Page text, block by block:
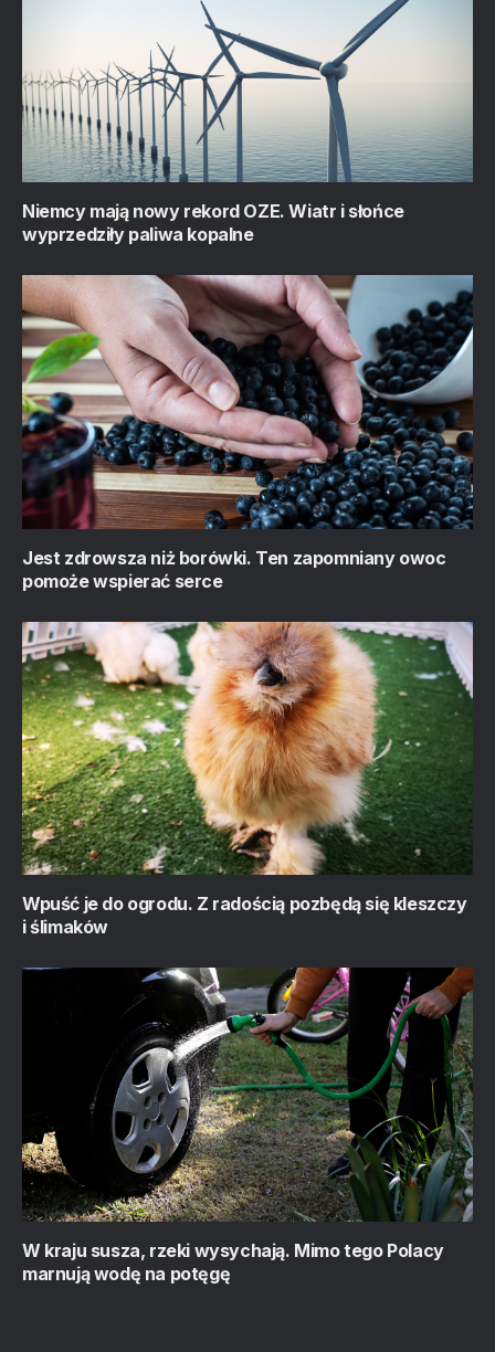
Niemcy mają nowy rekord OZE. Wiatr i słońce
wyprzedziły paliwa kopalne
Jest zdrowsza niż borówki. Ten zapomniany owoc
pomoże wspierać serce
Wpuść je do ogrodu. Z radością pozbędą się kleszczy
i ślimaków
W kraju susza, rzeki wysychają. Mimo tego Polacy
marnują wodę na potęgę